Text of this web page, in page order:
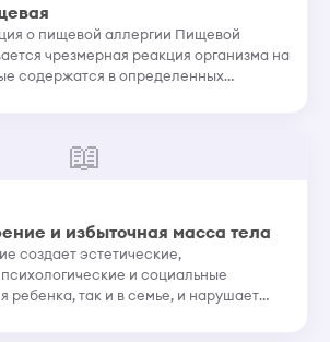
о пищевой аллергии Пищевой
чрезмерная реакция организма на
содержатся в определенных
📖
и избыточная масса тела
создает эстетические,
и социальные
ребенка, так и в семье, и нарушает